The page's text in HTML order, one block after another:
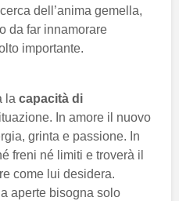
dell’anima gemella,
da far innamorare
importante.
la capacità di
In amore il nuovo
grinta e passione. In
freni né limiti e troverà il
come lui desidera.
aperte bisogna solo